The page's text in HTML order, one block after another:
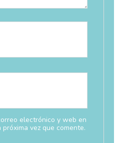
electrónico y web en
vez que comente.